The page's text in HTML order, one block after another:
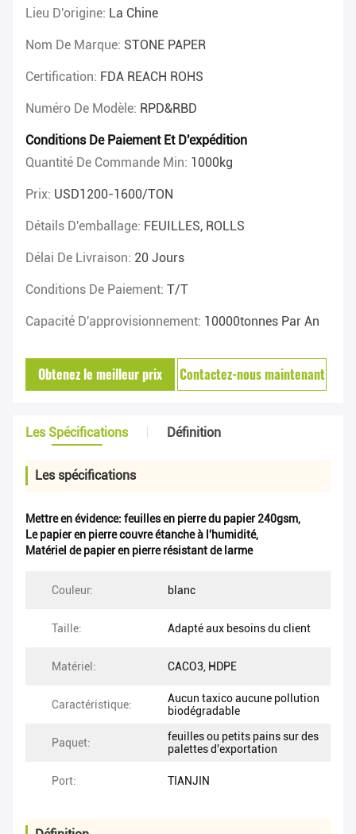
Lieu D'origine: La Chine
Nom De Marque: STONE PAPER
Certification: FDA REACH ROHS
Numéro De Modèle: RPD&RBD
Conditions De Paiement Et D'expédition
Quantité De Commande Min: 1000kg
Prix: USD1200-1600/TON
Détails D'emballage: FEUILLES, ROLLS
Délai De Livraison: 20 Jours
Conditions De Paiement: T/T
Capacité D'approvisionnement: 10000tonnes Par An
Obtenez le meilleur prix Contactez-nous maintenant
Les Spécifications Définition
Les spécifications
Mettre en évidence: feuilles en pierre du papier 240gsm,
Le papier en pierre couvre étanche à l'humidité,
Matériel de papier en pierre résistant de larme
Couleur: blanc
Taille: Adapté aux besoins du client
Matériel: CACO3, HDPE
Caractéristique:
Aucun taxico aucune pollution
biodégradable
Paquet:
feuilles ou petits pains sur des
palettes d'exportation
Port: TIANJIN